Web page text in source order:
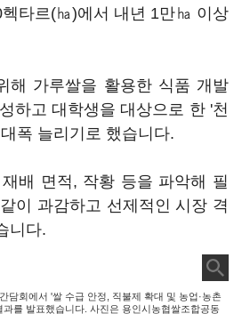
타르(㏊)에서 내년 1만㏊ 이상
해 가루쌀을 활용한 식품 개발
하고 대학생을 대상으로 한 '천
폭 늘리기로 했습니다.
배 면적, 작황 등을 파악해 필
이 과감하고 선제적인 시장 격
니다.
담회에서 '쌀 수급 안정, 직불제 확대 및 농업·농촌
를 발표했습니다. 사진은 용인시농협쌀조합공동